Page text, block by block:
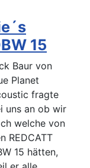
15
Baur von
Planet
fragte
uns an ob wir
welche von
REDCATT
15 hätten,